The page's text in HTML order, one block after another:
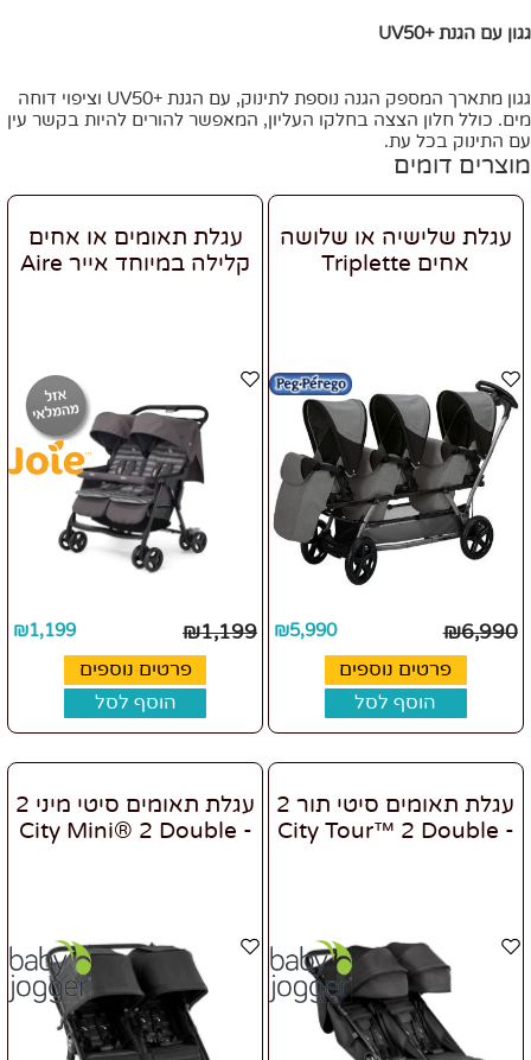
גגון עם הגנת +UV50
גגון מתארך המספק הגנה נוספת לתינוק, עם הגנת +UV50 וציפוי דוחה
מים. כולל חלון הצצה בחלקו העליון, המאפשר להורים להיות בקשר עין
עם התינוק בכל עת.
מוצרים דומים
עגלת שלישיה או שלושה
אחים Triplette
₪6,990
₪5,990
פרטים נוספים
הוסף לסל
עגלת תאומים או אחים
קלילה במיוחד אייר Aire
₪1,199
₪1,199
פרטים נוספים
הוסף לסל
עגלת תאומים סיטי תור 2
- City Tour™ 2 Double
עגלת תאומים סיטי מיני 2
- City Mini® 2 Double